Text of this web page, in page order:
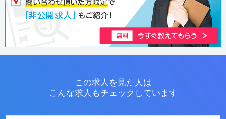
この求人を見た人は
こんな求人もチェックしています